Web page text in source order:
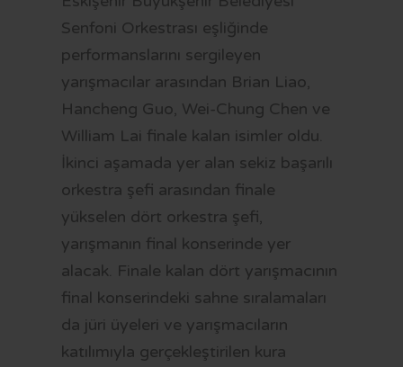
Senfoni Orkestrası eşliğinde
performanslarını sergileyen
yarışmacılar arasından Brian Liao,
Hancheng Guo, Wei-Chung Chen ve
William Lai finale kalan isimler oldu.
İkinci aşamada yer alan sekiz başarılı
orkestra şefi arasından finale
yükselen dört orkestra şefi,
yarışmanın final konserinde yer
alacak. Finale kalan dört yarışmacının
final konserindeki sahne sıralamaları
da jüri üyeleri ve yarışmacıların
katılımıyla gerçekleştirilen kura